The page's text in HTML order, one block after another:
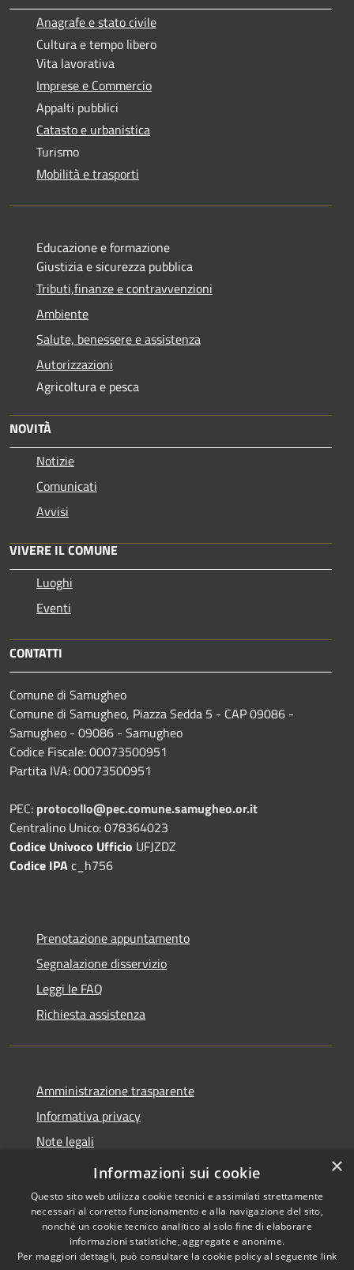
Anagrafe e stato civile
Cultura e tempo libero
Vita lavorativa
Imprese e Commercio
Appalti pubblici
Catasto e urbanistica
Turismo
Mobilità e trasporti
Educazione e formazione
Giustizia e sicurezza pubblica
Tributi,finanze e contravvenzioni
Ambiente
Salute, benessere e assistenza
Autorizzazioni
Agricoltura e pesca
NOVITÀ
Notizie
Comunicati
Avvisi
VIVERE IL COMUNE
Luoghi
Eventi
CONTATTI
Comune di Samugheo
Comune di Samugheo, Piazza Sedda 5 - CAP 09086 -
Samugheo - 09086 - Samugheo
Codice Fiscale: 00073500951
Partita IVA: 00073500951
PEC: protocollo@pec.comune.samugheo.or.it
Centralino Unico: 078364023
Codice Univoco Ufficio UFJZDZ
Codice IPAc_h756
Prenotazione appuntamento
Segnalazione disservizio
Leggi le FAQ
Richiesta assistenza
Amministrazione trasparente
Informativa privacy
Note legali
Dichiarazione di accessibilità
Accessibilità
Copyright © 2026 • Comune di
Samugheo • Powered by
×
Informazioni sui cookie
Questo sito web utilizza cookie tecnici e assimilati strettamente
necessari al corretto funzionamento e alla navigazione del sito,
nonché un cookie tecnico analitico al solo fine di elaborare
informazioni statistiche, aggregate e anonime.
Per maggiori dettagli, può consultare la cookie policy al seguente link